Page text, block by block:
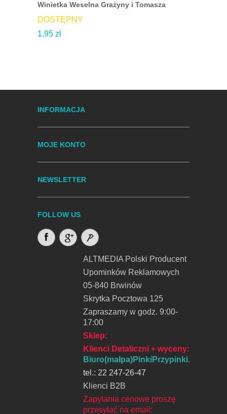
Winietka Weselna Grażyny i Tomasza
DOSTĘPNY
1,95 zł
INFORMACJA
MOJE KONTO
NEWSLETTER
FOLLOW US
ALTMEDIA Polski Producent
Upominków Reklamowych
05-840 Brwinów
Skrytka Pocztowa 125
Zapraszamy w godz. 9:00-
17:00
Sklep:
Klienci Detaliczni + wyceny:
Biuro(małpa)PinkiPrzypinki.pl
tel.: 22 247-26-47
Klienci B2B
Zapytania cenowe proszę
przesyłać na email: